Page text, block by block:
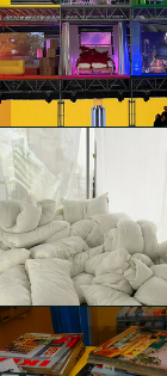
1st (First)
Sara Mariotti
1st (First)
Francesco Stabelli